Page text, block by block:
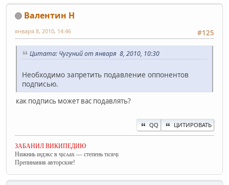
Валентин Н
#125
января 8, 2010, 14:46
Цитата: Чугуний от января 8, 2010, 10:30
Необходимо запретить подавление оппонентов
подписью.
как подпись может вас подавлять?
QQ ЦИТИРОВАТЬ
ЗАБАНИЛ ВИКИПЕДИЮ
Нижниь ıндэкс в ҷıсʌах — степень тıсяҷı
Препинания авторские!